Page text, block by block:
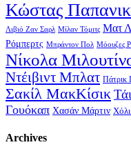
Κώστας
Λιβιό Ζαν Σαρλ Μίλαν Τόμιτς Ματ
Ρόμπερτς Μπράντον Πολ Μόουζες
Νίκολα
Ντέιβιντ Μπλατ Πάτρικ
Σακίλ ΜακΚίσικ
Γουόκαπ Χασάν Μάρτιν
Archives